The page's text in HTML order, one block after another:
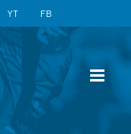
YT FB